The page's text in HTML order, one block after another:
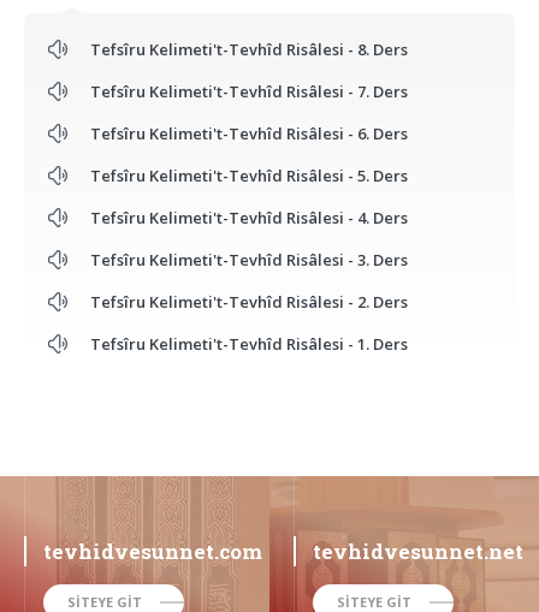
Tefsîru Kelimeti't-Tevhîd Risâlesi - 8. Ders
Tefsîru Kelimeti't-Tevhîd Risâlesi - 7. Ders
Tefsîru Kelimeti't-Tevhîd Risâlesi - 6. Ders
Tefsîru Kelimeti't-Tevhîd Risâlesi - 5. Ders
Tefsîru Kelimeti't-Tevhîd Risâlesi - 4. Ders
Tefsîru Kelimeti't-Tevhîd Risâlesi - 3. Ders
Tefsîru Kelimeti't-Tevhîd Risâlesi - 2. Ders
Tefsîru Kelimeti't-Tevhîd Risâlesi - 1. Ders
tevhidvesunnet.com
SİTEYE GİT
tevhidvesunnet.net
SİTEYE GİT